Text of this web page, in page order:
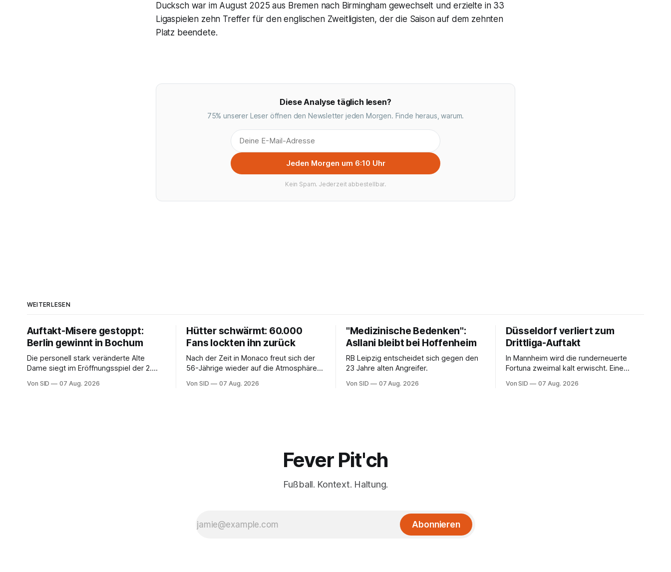
Ducksch war im August 2025 aus Bremen nach Birmingham gewechselt und erzielte in 33
Ligaspielen zehn Treffer für den englischen Zweitligisten, der die Saison auf dem zehnten
Platz beendete.
Diese Analyse täglich lesen?
75% unserer Leser öffnen den Newsletter jeden Morgen. Finde heraus, warum.
Jeden Morgen um 6:10 Uhr
Kein Spam. Jederzeit abbestellbar.
WEITERLESEN
Auftakt-Misere gestoppt:
Berlin gewinnt in Bochum
Die personell stark veränderte Alte
Dame siegt im Eröffnungsspiel der 2.
Von SID 07 Aug. 2026
Hütter schwärmt: 60.000
Fans lockten ihn zurück
Nach der Zeit in Monaco freut sich der
56-Jährige wieder auf die Atmosphäre in
Von SID 07 Aug. 2026
"Medizinische Bedenken":
Asllani bleibt bei Hoffenheim
RB Leipzig entscheidet sich gegen den
23 Jahre alten Angreifer.
Von SID 07 Aug. 2026
Düsseldorf verliert zum
Drittliga-Auftakt
In Mannheim wird die runderneuerte
Fortuna zweimal kalt erwischt. Eine
Anfangsphase sorgt für Zündstoff.
Von SID 07 Aug. 2026
Fever Pit'ch
Fußball. Kontext. Haltung.
Abonnieren